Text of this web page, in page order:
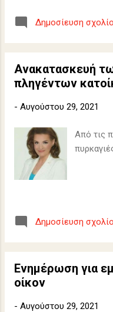
Δημοσίευση
Ανακατασκευή
πληγέντων
- Αυγούστου 29, 2021
Από τις
Δημοσίευση
Ενημέρωση για
οίκον
- Αυγούστου 29, 2021